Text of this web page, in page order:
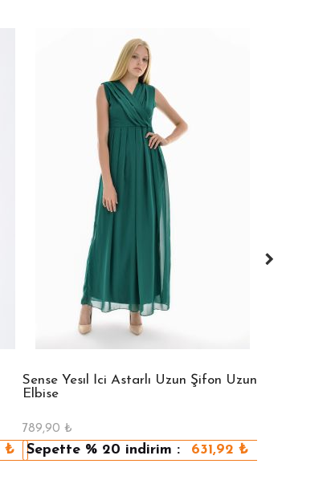
₺
Sense Yesıl İci Astarlı Uzun Şifon Uzun
Elbise
789,90 ₺
Sepette % 20 indirim : 631,92 ₺